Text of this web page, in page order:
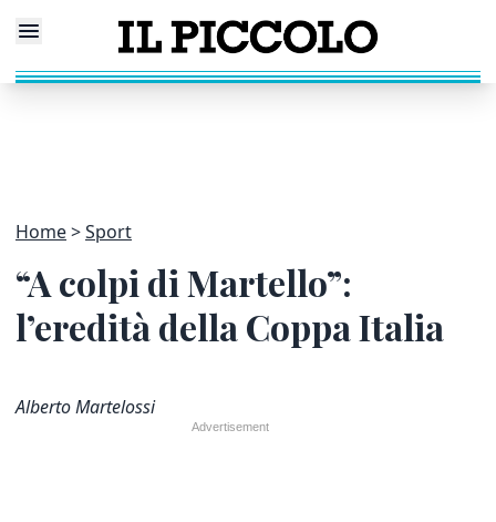
Home Sport
“A colpi di Martello”:
l’eredità della Coppa Italia
Alberto Martelossi